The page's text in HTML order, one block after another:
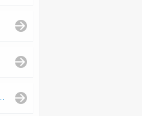
acro-如月龍代表]